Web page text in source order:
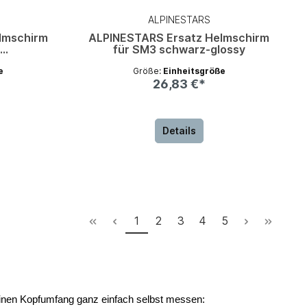
ALPINESTARS
ALPINESTARS Ersatz Helmschirm
für SM3 schwarz-glossy
Größe: Einheitsgröße
26,83 €*
Details
1 2 3 4 5
Kopfumfang ganz einfach selbst messen: